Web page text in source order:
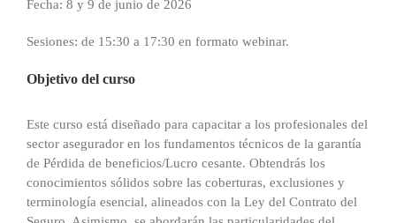
Fecha: 8 y 9 de junio de 2026
Sesiones: de 15:30 a 17:30 en formato webinar.
Objetivo del curso
Este curso está diseñado para capacitar a los profesionales del
sector asegurador en los fundamentos técnicos de la garantía
de Pérdida de beneficios/Lucro cesante. Obtendrás los
conocimientos sólidos sobre las coberturas, exclusiones y
terminología esencial, alineados con la Ley del Contrato del